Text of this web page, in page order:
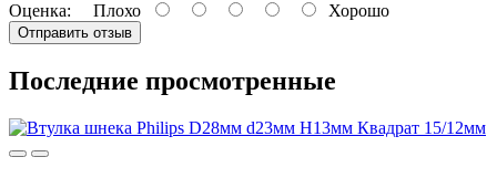
Оценка: Плохо Хорошо
Отправить отзыв
Последние просмотренные